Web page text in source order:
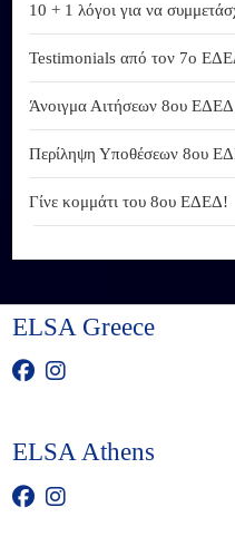
10 + 1 λόγοι για να
Testimonials από τον 7ο
Άνοιγμα Αιτήσεων 8ου ΕΔΕΔ
Περίληψη Υποθέσεων 8ου
Γίνε κομμάτι του 8ου ΕΔΕΔ!
ELSA Greece
ELSA Athens